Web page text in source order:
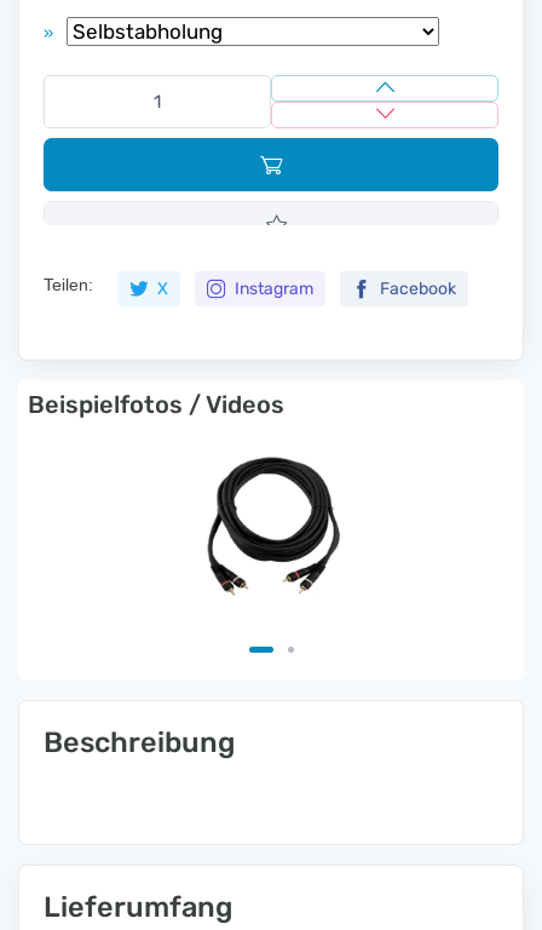
»
Teilen: X Instagram Facebook
Beispielfotos / Videos
Beschreibung
Lieferumfang